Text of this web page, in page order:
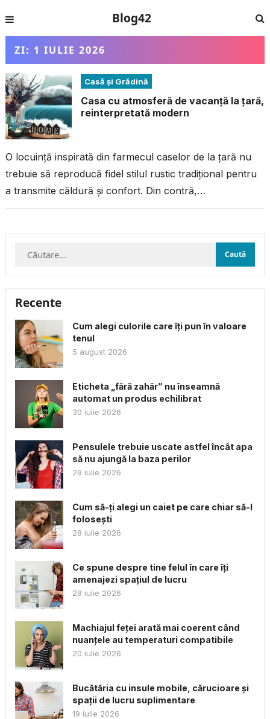
Blog42
ZI: 1 IULIE 2026
Casă și Grădină
Casa cu atmosferă de vacanță la țară,
reinterpretată modern
O locuință inspirată din farmecul caselor de la țară nu
trebuie să reproducă fidel stilul rustic tradițional pentru
a transmite căldură și confort. Din contră,
Caută
Recente
Cum alegi culorile care îți pun în valoare
tenul
5 august 2026
Eticheta „fără zahăr” nu înseamnă
automat un produs echilibrat
30 iulie 2026
Pensulele trebuie uscate astfel încât apa
să nu ajungă la baza perilor
29 iulie 2026
Cum să-ți alegi un caiet pe care chiar să-l
folosești
28 iulie 2026
Ce spune despre tine felul în care îți
amenajezi spațiul de lucru
28 iulie 2026
Machiajul feței arată mai coerent când
nuanțele au temperaturi compatibile
20 iulie 2026
Bucătăria cu insule mobile, cărucioare și
spații de lucru suplimentare
19 iulie 2026